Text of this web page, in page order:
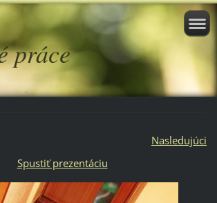
práce
Nasledujúci
Spustiť prezentáciu